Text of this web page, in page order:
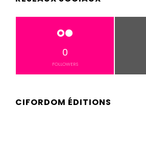
0
FOLLOWERS
CIFORDOM ÉDITIONS